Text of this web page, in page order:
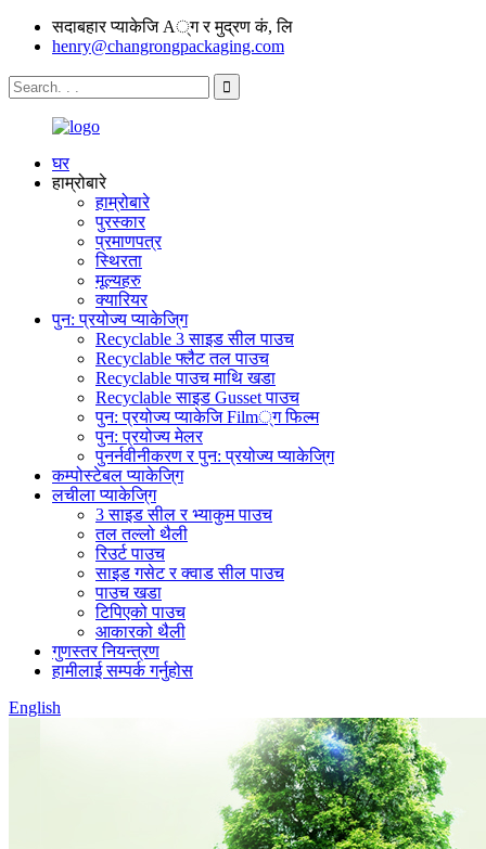
सदाबहार प्याकेजि A्ग र मुद्रण कं, लि
henry@changrongpackaging.com
घर
हाम्रोबारे
हाम्रोबारे
पुरस्कार
प्रमाणपत्र
स्थिरता
मूल्यहरु
क्यारियर
पुन: प्रयोज्य प्याकेजि्ग
Recyclable 3 साइड सील पाउच
Recyclable फ्लैट तल पाउच
Recyclable पाउच माथि खडा
Recyclable साइड Gusset पाउच
पुन: प्रयोज्य प्याकेजि Film्ग फिल्म
पुन: प्रयोज्य मेलर
पुनर्नवीनीकरण र पुन: प्रयोज्य प्याकेजि्ग
कम्पोस्टेबल प्याकेजि्ग
लचीला प्याकेजि्ग
3 साइड सील र भ्याकुम पाउच
तल तल्लो थैली
रिउर्ट पाउच
साइड गसेट र क्वाड सील पाउच
पाउच खडा
टिपिएको पाउच
आकारको थैली
गुणस्तर नियन्त्रण
हामीलाई सम्पर्क गर्नुहोस
English